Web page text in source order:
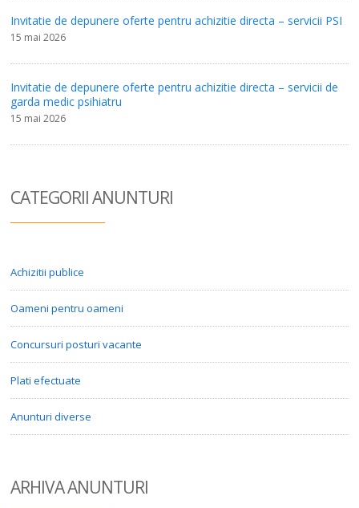
Invitatie de depunere oferte pentru achizitie directa – servicii PSI
15 mai 2026
Invitatie de depunere oferte pentru achizitie directa – servicii de
garda medic psihiatru
15 mai 2026
CATEGORII ANUNTURI
Achizitii publice
Oameni pentru oameni
Concursuri posturi vacante
Plati efectuate
Anunturi diverse
ARHIVA ANUNTURI